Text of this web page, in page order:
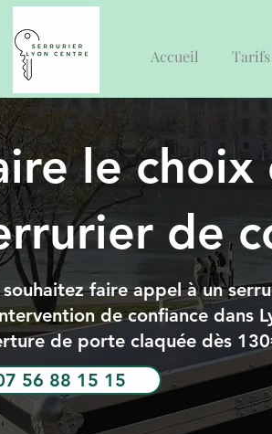
Accueil
le choix
de
souhaitez faire appel à un
de confiance dans
de porte claquée dès
56 88 15 15